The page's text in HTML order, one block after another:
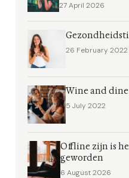
27 April 2026
26 February 2022
Wine and
5 July 2022
Offline zijn is
geworden
6 August 2026